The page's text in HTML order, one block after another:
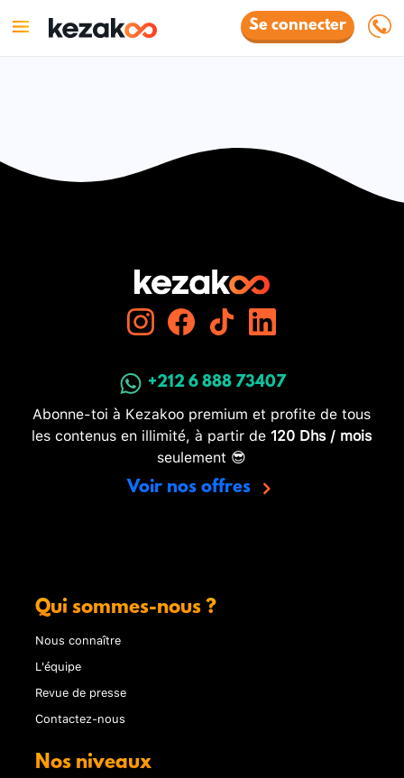
Se connecter
+212 6 888 73407
Abonne-toi à Kezakoo premium et profite de tous
les contenus en illimité, à partir de 120 Dhs / mois
seulement 😎
Voir nos offres
Qui sommes-nous ?
Nous connaître
L'équipe
Revue de presse
Contactez-nous
Nos niveaux